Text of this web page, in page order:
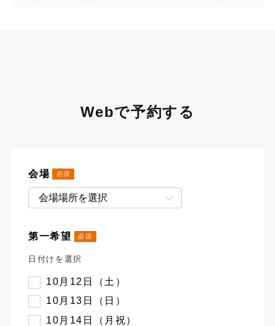
Webで予約する
会場
第一希望
日付けを選択
10月12日（土）
10月13日（日）
10月14日（月祝）